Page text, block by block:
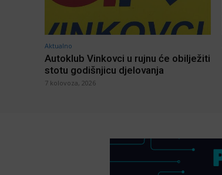
Aktualno
Autoklub Vinkovci u rujnu će obilježiti
stotu godišnjicu djelovanja
7 kolovoza, 2026